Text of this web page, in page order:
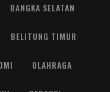
BANGKA SELATAN
BELITUNG TIMUR
OLAHRAGA